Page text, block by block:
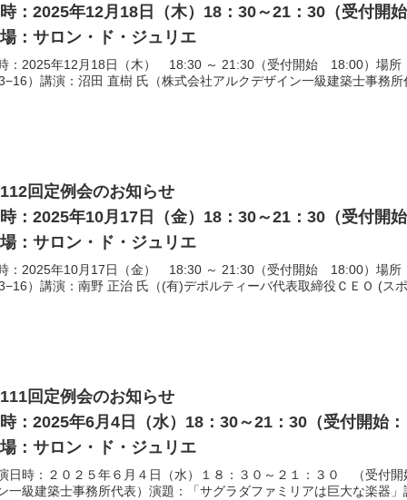
：2025年12月18日（木）18：30～21：30（受付開
：サロン・ド・ジュリエ
：2025年12月18日（木） 18:30 ～ 21:30（受付開始 18:00）場
）講演：沼田 直樹 氏（株式会社アルクデザイン一級建築士事務
回定例会のお知らせ
：2025年10月17日（金）18：30～21：30（受付開
：サロン・ド・ジュリエ
：2025年10月17日（金） 18:30 ～ 21:30（受付開始 18:00）場
）講演：南野 正治 氏（(有)デポルティーバ代表取締役ＣＥＯ (ス
回定例会のお知らせ
：2025年6月4日（水）18：30～21：30（受付開始
：サロン・ド・ジュリエ
日時：２０２５年６月４日（水）１８：３０～２１：３０ （受付
一級建築士事務所代表）演題：「サグラダファミリアは巨大な楽